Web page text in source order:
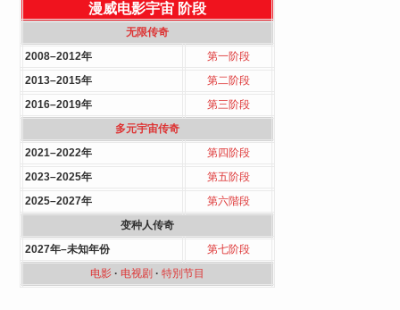
漫威电影宇宙 阶段
无限传奇
2008–2012年
第一阶段
2013–2015年
第二阶段
2016–2019年
第三阶段
多元宇宙传奇
2021–2022年
第四阶段
2023–2025年
第五阶段
2025–2027年
第六階段
变种人传奇
2027年–未知年份
第七阶段
电影· 电视剧 · 特別节目